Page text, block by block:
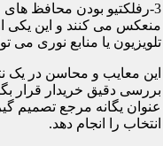
3-رفلکتیو بودن محافظ
منعکس می کنند و این یکی
تلویزیون یا منابع نوری می
این معایب و محاسن در یک
بررسی دقیق خریدار قرار
عنوان یگانه مرجع تصمیم
انتخاب را انجام دهد.